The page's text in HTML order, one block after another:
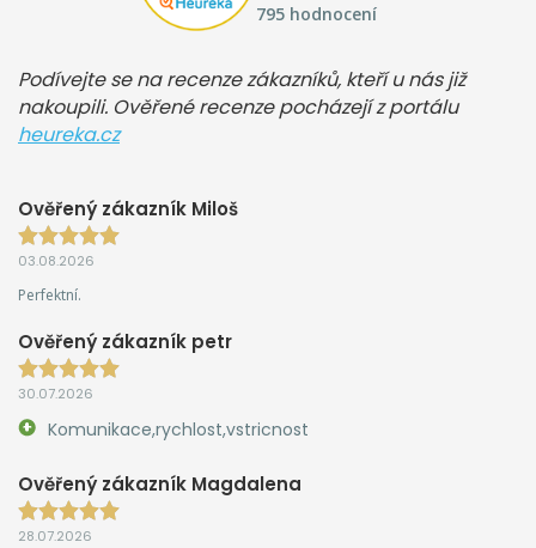
795 hodnocení
Podívejte se na recenze zákazníků, kteří u nás již
nakoupili. Ověřené recenze pocházejí z portálu
heureka.cz
Ověřený zákazník Miloš
03.08.2026
Perfektní.
Ověřený zákazník petr
30.07.2026
Komunikace,rychlost,vstricnost
Ověřený zákazník Magdalena
28.07.2026